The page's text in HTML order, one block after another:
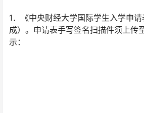
1．《中央财经大学国际学生入学申
成）。申请表手写签名扫描件须上传
示：